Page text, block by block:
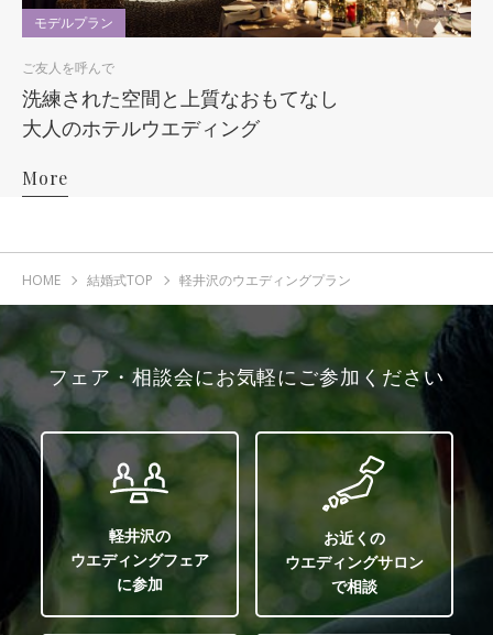
モデルプラン
ご友人を呼んで
洗練された空間と上質なおもてなし
大人のホテルウエディング
More
HOME 結婚式TOP 軽井沢のウエディングプラン
フェア・相談会にお気軽にご参加ください
軽井沢の
ウエディングフェア
に参加
お近くの
ウエディングサロン
で相談